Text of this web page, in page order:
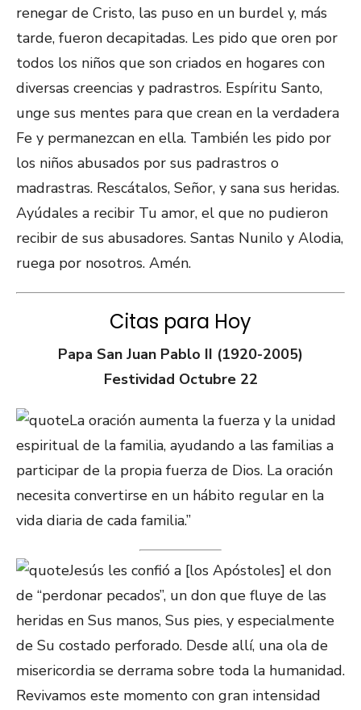
renegar de Cristo, las puso en un burdel y, más
tarde, fueron decapitadas. Les pido que oren por
todos los niños que son criados en hogares con
diversas creencias y padrastros. Espíritu Santo,
unge sus mentes para que crean en la verdadera
Fe y permanezcan en ella. También les pido por
los niños abusados por sus padrastros o
madrastras. Rescátalos, Señor, y sana sus heridas.
Ayúdales a recibir Tu amor, el que no pudieron
recibir de sus abusadores. Santas Nunilo y Alodia,
ruega por nosotros. Amén.
Citas para Hoy
Papa San Juan Pablo II (1920-2005)
Festividad Octubre 22
La oración aumenta la fuerza y la unidad
espiritual de la familia, ayudando a las familias a
participar de la propia fuerza de Dios. La oración
necesita convertirse en un hábito regular en la
vida diaria de cada familia.”
Jesús les confió a [los Apóstoles] el don
de “perdonar pecados”, un don que fluye de las
heridas en Sus manos, Sus pies, y especialmente
de Su costado perforado. Desde allí, una ola de
misericordia se derrama sobre toda la humanidad.
Revivamos este momento con gran intensidad